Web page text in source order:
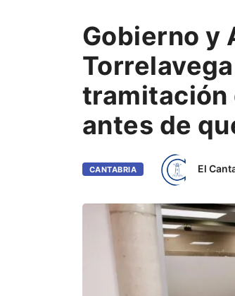
Gobierno y
tramitación
antes de
CANTABRIA El